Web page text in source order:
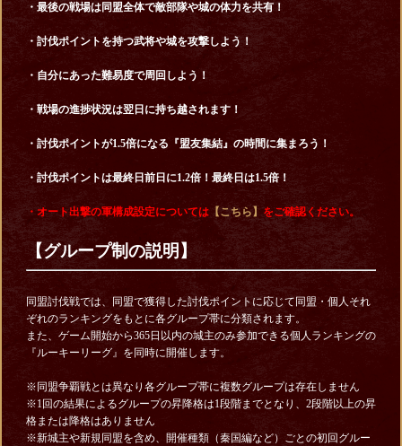
・最後の戦場は同盟全体で敵部隊や城の体力を共有！
・討伐ポイントを持つ武将や城を攻撃しよう！
・自分にあった難易度で周回しよう！
・戦場の進捗状況は翌日に持ち越されます！
・討伐ポイントが1.5倍になる『盟友集結』の時間に集まろう！
・討伐ポイントは最終日前日に1.2倍！最終日は1.5倍！
・オート出撃の軍構成設定については【こちら】をご確認ください。
【グループ制の説明】
同盟討伐戦では、同盟で獲得した討伐ポイントに応じて同盟・個人それ
ぞれのランキングをもとに各グループ帯に分類されます。
また、ゲーム開始から365日以内の城主のみ参加できる個人ランキングの
『ルーキーリーグ』を同時に開催します。
※同盟争覇戦とは異なり各グループ帯に複数グループは存在しません
※1回の結果によるグループの昇降格は1段階までとなり、2段階以上の昇
格または降格はありません
※新城主や新規同盟を含め、開催種類（秦国編など）ごとの初回グルー